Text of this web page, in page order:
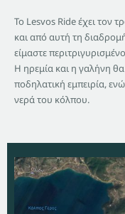
Το Lesvos Ride έχει τον
και από αυτή τη
είμαστε
Η ηρεμία και η γαλήνη
ποδηλατική εμπειρία,
νερά του κόλπου.